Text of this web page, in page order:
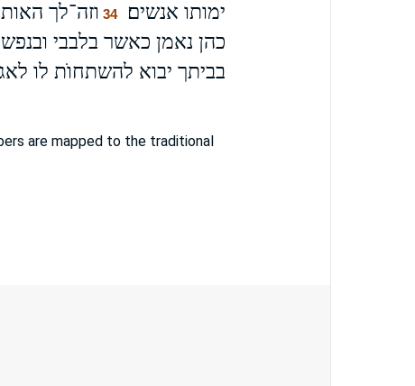
ימותו אנשים׃
34 וזה־לך
כהן נאמן כאשר בלבבי
בביתך יבוא להשתחוֺת לו
are mapped to the traditional